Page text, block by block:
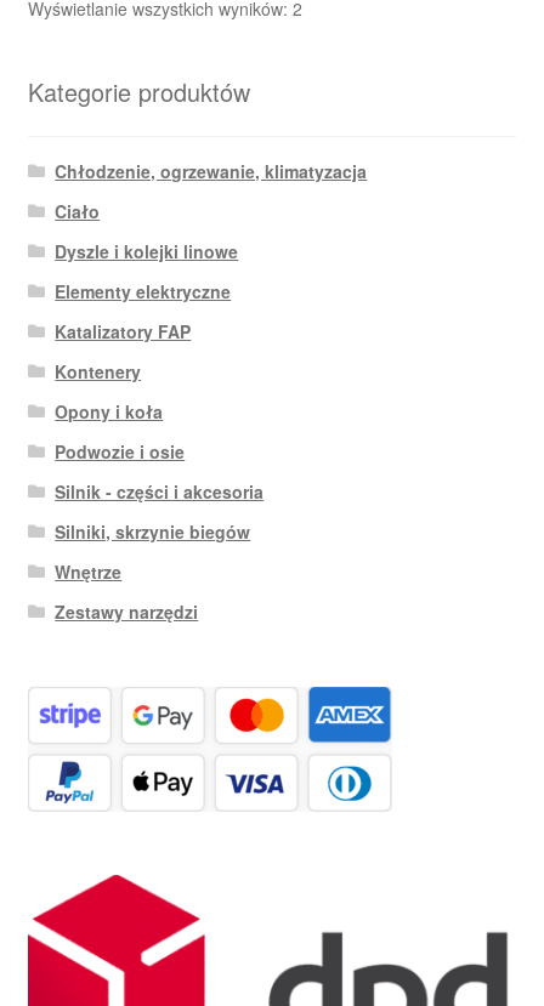
Wyświetlanie wszystkich wyników: 2Posortowane
Kategorie produktów
Chłodzenie, ogrzewanie, klimatyzacja
Ciało
Dyszle i kolejki linowe
Elementy elektryczne
Katalizatory FAP
Kontenery
Opony i koła
Podwozie i osie
Silnik - części i akcesoria
Silniki, skrzynie biegów
Wnętrze
Zestawy narzędzi